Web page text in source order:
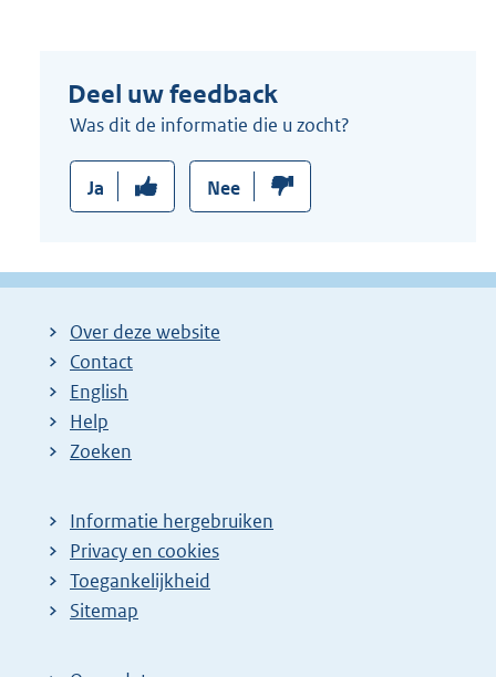
Deel uw feedback
Was dit de informatie die u zocht?
Ja Nee
Over deze website
Contact
English
Help
Zoeken
Informatie hergebruiken
Privacy en cookies
Toegankelijkheid
Sitemap